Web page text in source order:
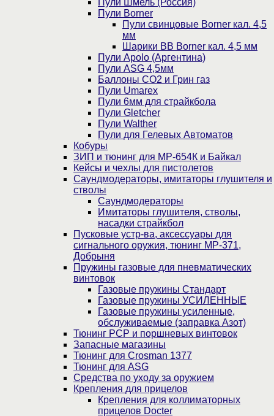
Пули Шмель (Россия)
Пули Borner
Пули свинцовые Borner кал. 4,5
мм
Шарики BB Borner кал. 4,5 мм
Пули Apolo (Аргентина)
Пули ASG 4,5мм
Баллоны CO2 и Грин газ
Пули Umarex
Пули 6мм для страйкбола
Пули Gletcher
Пули Walther
Пули для Гелевых Автоматов
Кобуры
ЗИП и тюнинг для МР-654К и Байкал
Кейсы и чехлы для пистолетов
Саундмодераторы, имитаторы глушителя и
стволы
Саундмодераторы
Имитаторы глушителя, стволы,
насадки страйкбол
Пусковые устр-ва, аксессуары для
сигнального оружия, тюнинг МР-371,
Добрыня
Пружины газовые для пневматических
винтовок
Газовые пружины Стандарт
Газовые пружины УСИЛЕННЫЕ
Газовые пружины усиленные,
обслуживаемые (заправка Азот)
Тюнинг PCP и поршневых винтовок
Запасные магазины
Тюнинг для Crosman 1377
Тюнинг для ASG
Средства по уходу за оружием
Крепления для прицелов
Крепления для коллиматорных
прицелов Docter